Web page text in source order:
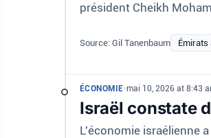
président Cheikh
Source: Gil Tanenbaum Émirats
ÉCONOMIE•mai 10, 2026 at 8:43
Israël constate
L'économie israélienne